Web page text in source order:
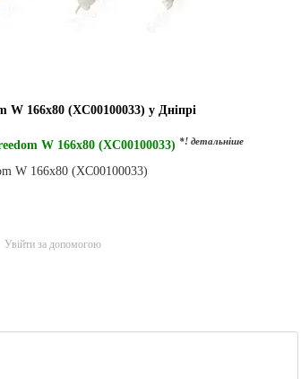
166x80 (XC00100033) у Дніпрі
W 166x80 (XC00100033) *! детальніше
Увійти за допомогою